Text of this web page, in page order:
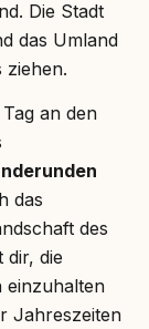
Die Stadt
das Umland
ziehen.
an den
das
des
dir, die
einzuhalten
Jahreszeiten